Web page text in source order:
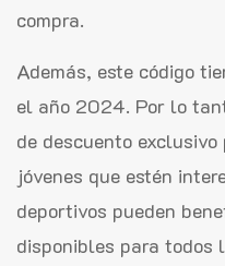
compra.
Además, este código
el año 2024. Por lo
de descuento
jóvenes que estén
deportivos pueden
disponibles para todos